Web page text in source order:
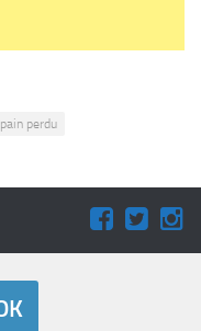
pain perdu